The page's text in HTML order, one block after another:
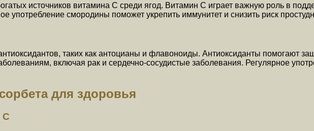
источников витамина C среди ягод. Витамин C играет важную роль в
употребление смородины поможет укрепить иммунитет и снизить риск
таких как антоцианы и флавоноиды. Антиоксиданты помогают
включая рак и сердечно-сосудистые заболевания. Регулярное
для здоровья
С